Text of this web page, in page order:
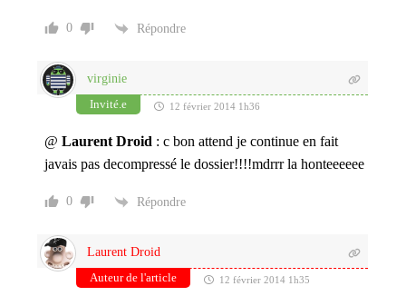
0 Répondre
virginie
Invité.e
12 février 2014 1h36
@ Laurent Droid : c bon attend je continue en fait
javais pas decompressé le dossier!!!!mdrrr la honteeeeee
0 Répondre
Laurent Droid
Auteur de l'article
12 février 2014 1h35